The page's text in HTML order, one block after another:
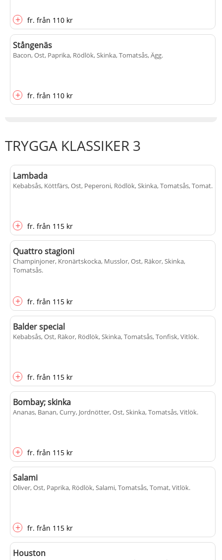
+ fr. från 110 kr
Stångenäs
Bacon, Ost, Paprika, Rödlök, Skinka, Tomatsås, Ägg.
+ fr. från 110 kr
TRYGGA KLASSIKER 3
Lambada
Kebabsås, Köttfärs, Ost, Peperoni, Rödlök, Skinka, Tomatsås, Tomat.
+ fr. från 115 kr
Quattro stagioni
Champinjoner, Kronärtskocka, Musslor, Ost, Räkor, Skinka,
Tomatsås.
+ fr. från 115 kr
Balder special
Kebabsås, Ost, Räkor, Rödlök, Skinka, Tomatsås, Tonfisk, Vitlök.
+ fr. från 115 kr
Bombay; skinka
Ananas, Banan, Curry, Jordnötter, Ost, Skinka, Tomatsås, Vitlök.
+ fr. från 115 kr
Salami
Oliver, Ost, Paprika, Rödlök, Salami, Tomatsås, Tomat, Vitlök.
+ fr. från 115 kr
Houston